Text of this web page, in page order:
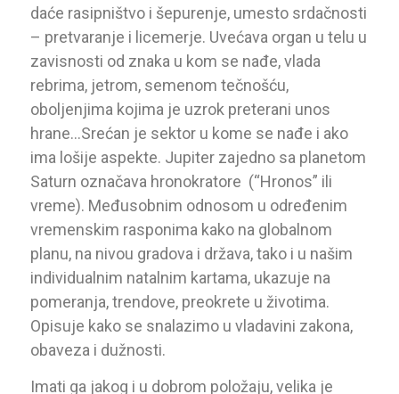
daće rasipništvo i šepurenje, umesto srdačnosti
– pretvaranje i licemerje. Uvećava organ u telu u
zavisnosti od znaka u kom se nađe, vlada
rebrima, jetrom, semenom tečnošću,
oboljenjima kojima je uzrok preterani unos
hrane…Srećan je sektor u kome se nađe i ako
ima lošije aspekte. Jupiter zajedno sa planetom
Saturn označava hronokratore (“Hronos” ili
vreme). Međusobnim odnosom u određenim
vremenskim rasponima kako na globalnom
planu, na nivou gradova i država, tako i u našim
individualnim natalnim kartama, ukazuje na
pomeranja, trendove, preokrete u životima.
Opisuje kako se snalazimo u vladavini zakona,
obaveza i dužnosti.
Imati ga jakog i u dobrom položaju, velika je